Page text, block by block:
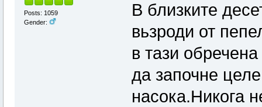
Posts: 1059
Gender:
В близките
вьзроди от
в тази
да започне
насока.Никога